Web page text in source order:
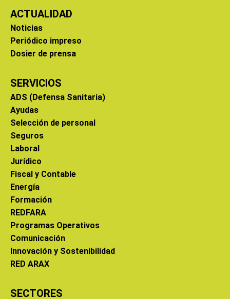
ACTUALIDAD
Noticias
Periódico impreso
Dosier de prensa
SERVICIOS
ADS (Defensa Sanitaria)
Ayudas
Selección de personal
Seguros
Laboral
Jurídico
Fiscal y Contable
Energía
Formación
REDFARA
Programas Operativos
Comunicación
Innovación y Sostenibilidad
RED ARAX
SECTORES